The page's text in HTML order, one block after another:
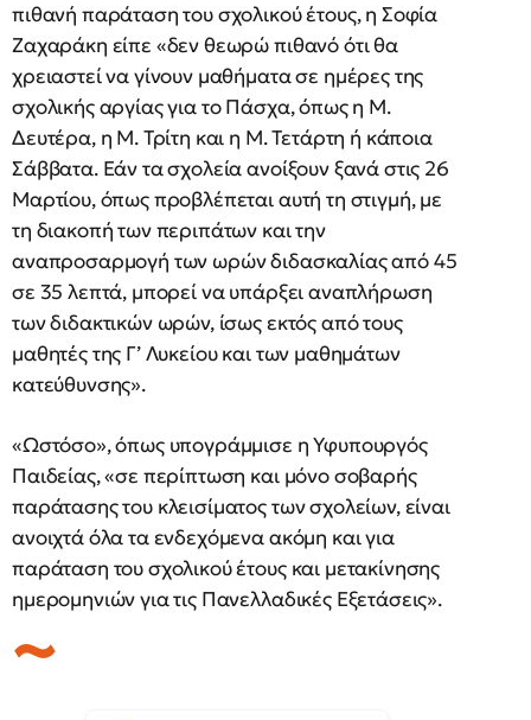
πιθανή παράταση του σχολικού έτους, η Σοφία
Ζαχαράκη είπε «δεν θεωρώ πιθανό ότι θα
χρειαστεί να γίνουν μαθήματα σε ημέρες της
σχολικής αργίας για το Πάσχα, όπως η Μ.
Δευτέρα, η Μ. Τρίτη και η Μ. Τετάρτη ή κάποια
Σάββατα. Εάν τα σχολεία ανοίξουν ξανά στις 26
Μαρτίου, όπως προβλέπεται αυτή τη στιγμή, με
τη διακοπή των περιπάτων και την
αναπροσαρμογή των ωρών διδασκαλίας από 45
σε 35 λεπτά, μπορεί να υπάρξει αναπλήρωση
των διδακτικών ωρών, ίσως εκτός από τους
μαθητές της Γ’ Λυκείου και των μαθημάτων
κατεύθυνσης».
«Ωστόσο», όπως υπογράμμισε η Υφυπουργός
Παιδείας, «σε περίπτωση και μόνο σοβαρής
παράτασης του κλεισίματος των σχολείων, είναι
ανοιχτά όλα τα ενδεχόμενα ακόμη και για
παράταση του σχολικού έτους και μετακίνησης
ημερομηνιών για τις Πανελλαδικές Εξετάσεις».